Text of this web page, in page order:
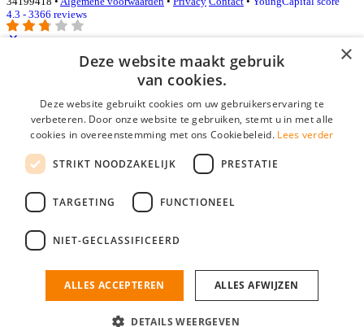
4.3 - 3366 reviews
Inloggen als bedrijf
E-mail*
Wachtwoord
login gegevens onthouden
login
Bedrijf aanmelden
nieuwe collega/werknemer zo gevonden!
×
Deze website maakt gebruik
van cookies.
Deze website gebruikt cookies om uw gebruikerservaring te
verbeteren. Door onze website te gebruiken, stemt u in met alle
cookies in overeenstemming met ons Cookiebeleid. Lees verder
STRIKT NOODZAKELIJK PRESTATIE
TARGETING FUNCTIONEEL
NIET-GECLASSIFICEERD
ALLES ACCEPTEREN ALLES AFWIJZEN
DETAILS WEERGEVEN